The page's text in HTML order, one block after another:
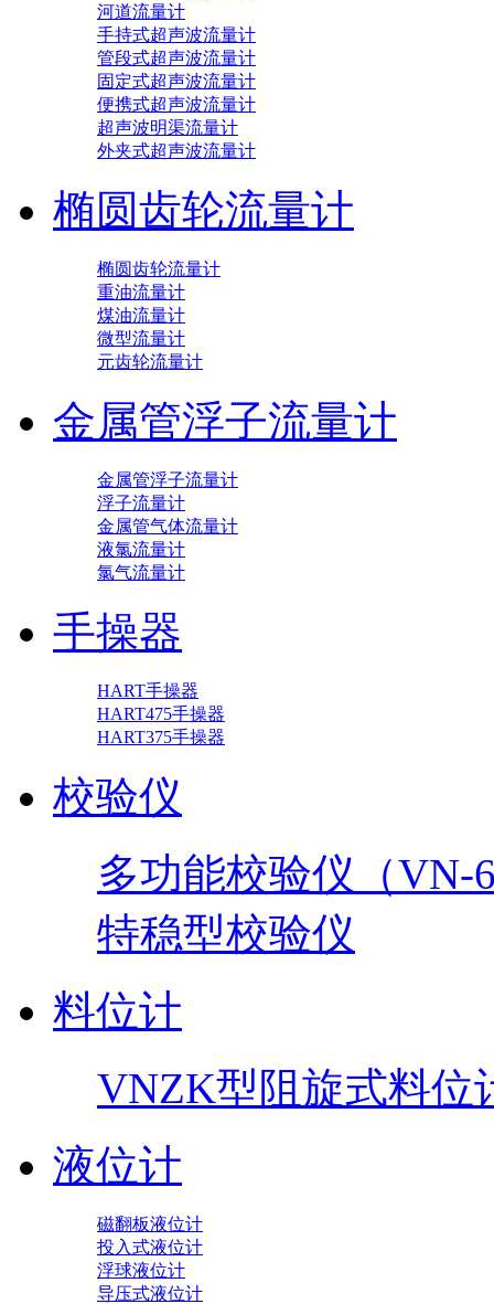
河道流量计
手持式超声波流量计
管段式超声波流量计
固定式超声波流量计
便携式超声波流量计
超声波明渠流量计
外夹式超声波流量计
椭圆齿轮流量计
椭圆齿轮流量计
重油流量计
煤油流量计
微型流量计
元齿轮流量计
金属管浮子流量计
金属管浮子流量计
浮子流量计
金属管气体流量计
液氯流量计
氯气流量计
手操器
HART手操器
HART475手操器
HART375手操器
校验仪
多功能校验仪（VN-
特稳型校验仪
料位计
VNZK型阻旋式料位
液位计
磁翻板液位计
投入式液位计
浮球液位计
导压式液位计